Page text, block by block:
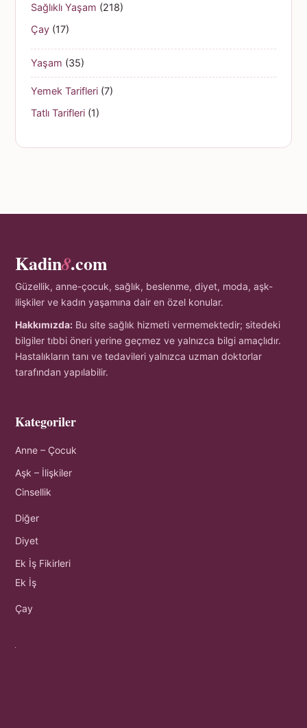
Sağlıklı Yaşam (218)
Çay (17)
Yaşam (35)
Yemek Tarifleri (7)
Tatlı Tarifleri (1)
Kadin8.com
Güzellik, anne-çocuk, sağlık, beslenme, diyet, moda, aşk-
ilişkiler ve kadın yaşamına dair en özel konular.
Hakkımızda: Bu site sağlık hizmeti vermemektedir; sitedeki
bilgiler tıbbi öneri yerine geçmez ve yalnızca bilgi amaçlıdır.
Hastalıkların tanı ve tedavileri yalnızca uzman doktorlar
tarafından yapılabilir.
Kategoriler
Anne – Çocuk
Aşk – İlişkiler
Cinsellik
Diğer
Diyet
Ek İş Fikirleri
Ek İş
Çay